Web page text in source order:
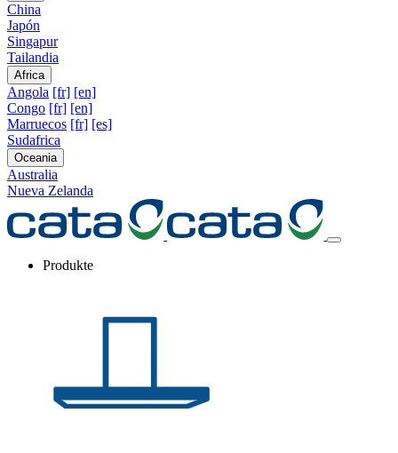
China
Japón
Singapur
Tailandia
Africa
Angola [fr] [en]
Congo [fr] [en]
Marruecos [fr] [es]
Sudafrica
Oceania
Australia
Nueva Zelanda
Produkte